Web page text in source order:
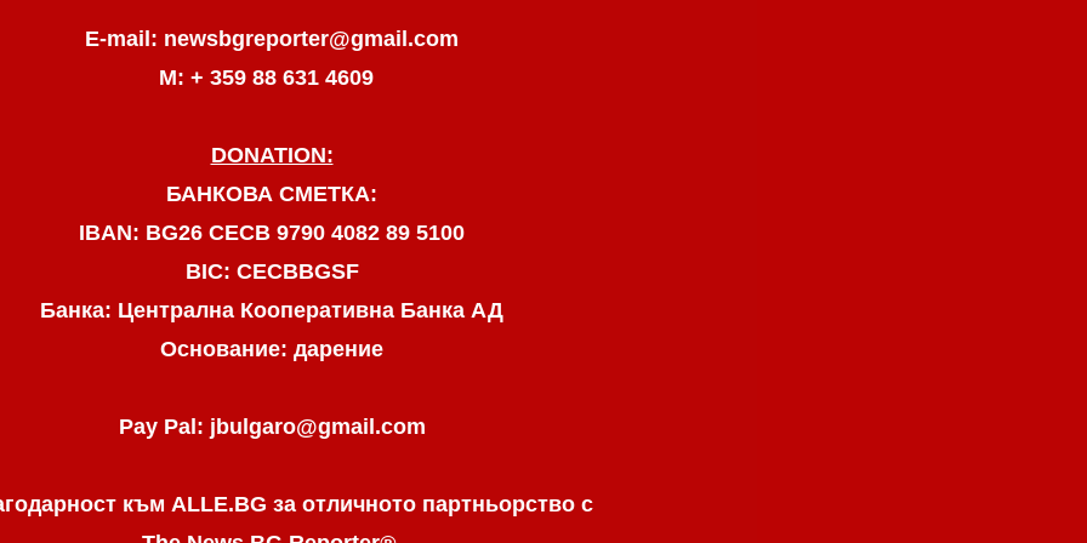
E-mail: newsbgreporter@gmail.com
М: + 359 88 631 4609
DONATION:
БАНКОВА СМЕТКА:
IBAN: BG26 CECB 9790 4082 89 5100
BIC: CECBBGSF
Банка: Централна Кооперативна Банка АД
Основание: дарение
Pay Pal: jbulgaro@gmail.com
към ALLE.BG за отличното партньорство с